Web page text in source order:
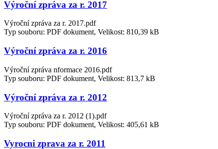
Výroční zpráva za r. 2017
Výroční zpráva za r. 2017.pdf
Typ souboru: PDF dokument, Velikost: 810,39 kB
Výroční zpráva za r. 2016
Výroční zpráva nformace 2016.pdf
Typ souboru: PDF dokument, Velikost: 813,7 kB
Výroční zpráva za r. 2012
Výroční zpráva za r. 2012 (1).pdf
Typ souboru: PDF dokument, Velikost: 405,61 kB
Vyrocni zprava za r. 2011